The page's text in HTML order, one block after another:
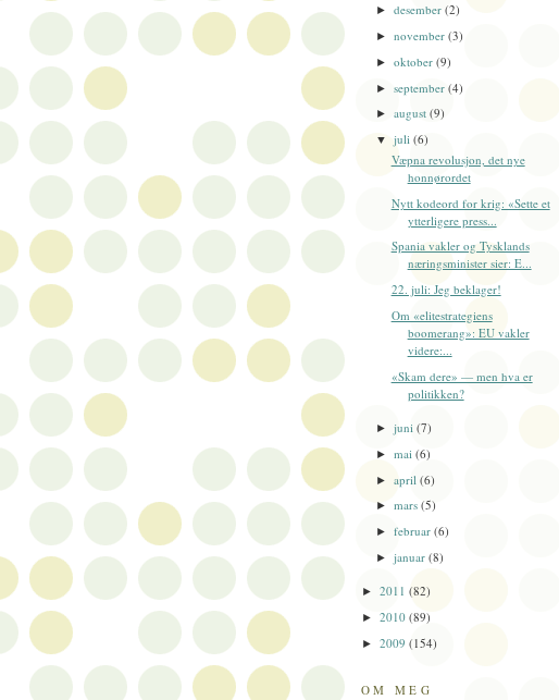
►desember(2)
►november(3)
►oktober(9)
►september(4)
►august(9)
▼juli(6)
Væpna revolusjon, det nye
honnørordet
Nytt kodeord for krig: «Sette et
ytterligere press...
Spania vakler og Tysklands
næringsminister sier: E...
22. juli: Jeg beklager!
Om «elitestrategiens
boomerang»: EU vakler
videre:...
«Skam dere» — men hva er
politikken?
►juni(7)
►mai(6)
►april(6)
►mars(5)
►februar(6)
►januar(8)
► 2011 (82)
► 2010 (89)
► 2009 (154)
OM MEG